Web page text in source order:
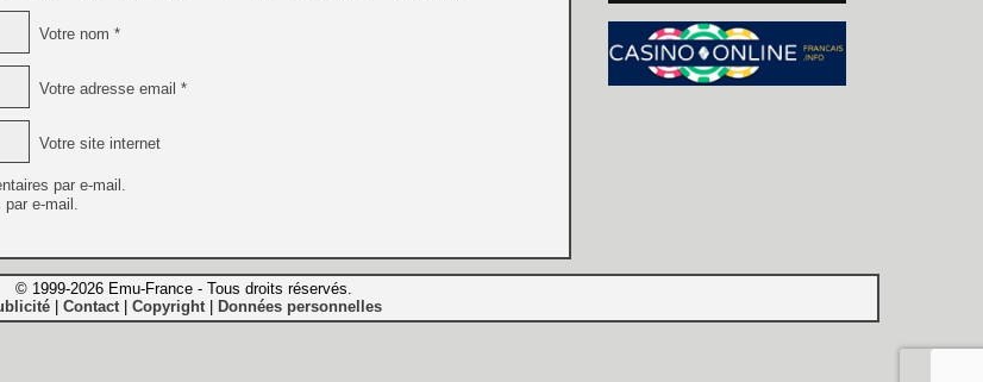
Votre nom *
Votre adresse email *
Votre site internet
par e-mail.
par e-mail.
© 1999-2026 Emu-France - Tous droits réservés.
Contact| Copyright| Données personnelles